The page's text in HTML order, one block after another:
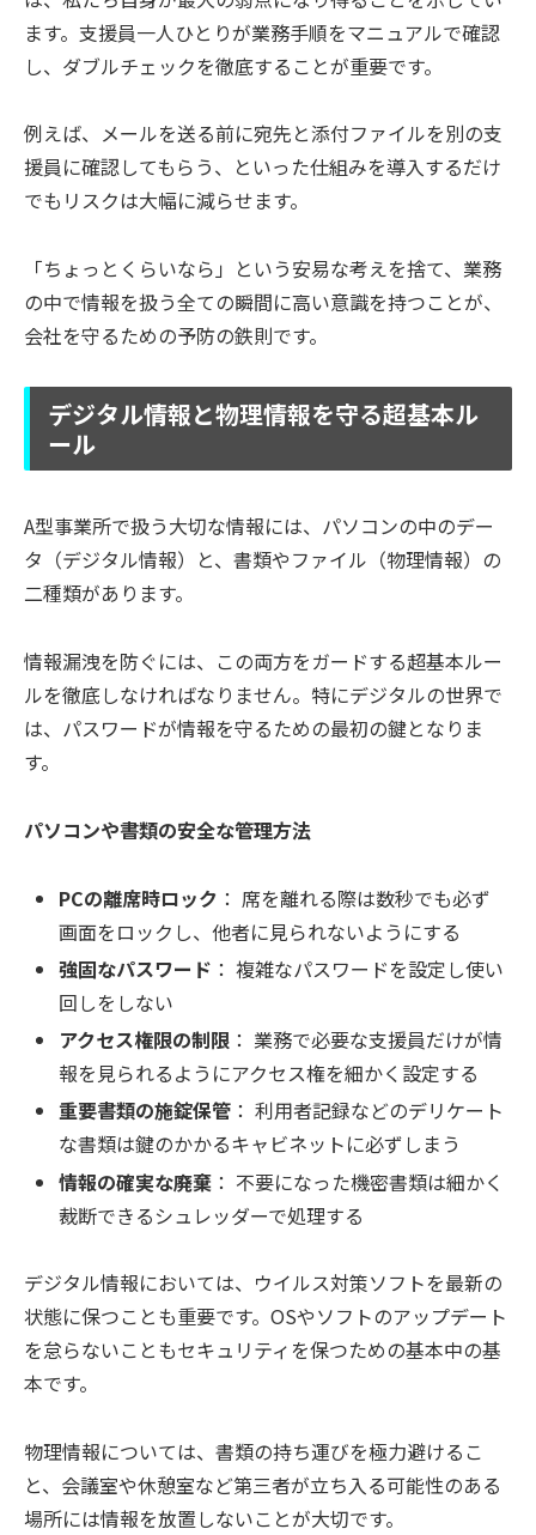
ます。支援員一人ひとりが業務手順をマニュアルで確認
し、ダブルチェックを徹底することが重要です。
例えば、メールを送る前に宛先と添付ファイルを別の支
援員に確認してもらう、といった仕組みを導入するだけ
でもリスクは大幅に減らせます。
「ちょっとくらいなら」という安易な考えを捨て、業務
の中で情報を扱う全ての瞬間に高い意識を持つことが、
会社を守るための予防の鉄則です。
デジタル情報と物理情報を守る超基本ル
ール
A型事業所で扱う大切な情報には、パソコンの中のデー
タ（デジタル情報）と、書類やファイル（物理情報）の
二種類があります。
情報漏洩を防ぐには、この両方をガードする超基本ルー
ルを徹底しなければなりません。特にデジタルの世界で
は、パスワードが情報を守るための最初の鍵となりま
す。
パソコンや書類の安全な管理方法
PCの離席時ロック ： 席を離れる際は数秒でも必ず
画面をロックし、他者に見られないようにする
強固なパスワード ： 複雑なパスワードを設定し使い
回しをしない
アクセス権限の制限 ： 業務で必要な支援員だけが情
報を見られるようにアクセス権を細かく設定する
重要書類の施錠保管 ： 利用者記録などのデリケート
な書類は鍵のかかるキャビネットに必ずしまう
情報の確実な廃棄 ： 不要になった機密書類は細かく
裁断できるシュレッダーで処理する
デジタル情報においては、ウイルス対策ソフトを最新の
状態に保つことも重要です。OSやソフトのアップデート
を怠らないこともセキュリティを保つための基本中の基
本です。
物理情報については、書類の持ち運びを極力避けるこ
と、会議室や休憩室など第三者が立ち入る可能性のある
場所には情報を放置しないことが大切です。